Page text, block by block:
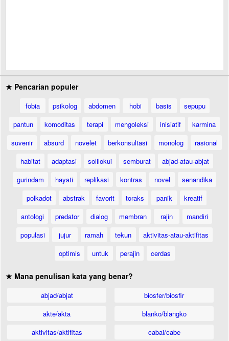
★ Pencarian populer
fobia psikolog abdomen hobi basis
sepupu
pantun
komoditas terapi mengoleksi inisiatif
karmina
suvenir
absurd novelet berkonsultasi monolog
rasional
habitat
adaptasi solilokui semburat
abjad-atau-abjat
gurindam
hayati replikasi kontras novel
senandika
polkadot
abstrak favorit toraks panik
kreatif
antologi
predator dialog membran rajin
mandiri
populasi
jujur ramah tekun
aktivitas-atau-aktifitas
optimis
untuk perajin cerdas
★ Mana penulisan kata yang benar?
abjad/abjat
akte/akta
aktivitas/aktifitas
biosfer/biosfir
blanko/blangko
cabai/cabe